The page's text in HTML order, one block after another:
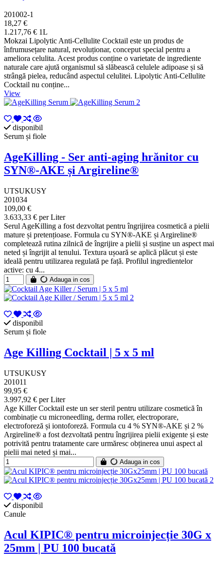
201002-1
18,27 €
1.217,76 € 1L
Mokzai Lipolytic Anti-Cellulite Cocktail este un produs de
înfrumusețare natural, revoluționar, conceput special pentru a
ameliora celulita. Acest produs conține o varietate de ingrediente
naturale care ajută organismul să slăbească celulele adipoase și să
strângă pielea, reducând aspectul celulitei. Lipolytic Anti-Cellulite
Cocktail nu conține...
View
disponibil
Serum și fiole
AgeKilling - Ser anti-aging hrănitor cu
SYN®-AKE și Argireline®
UTSUKUSY
201034
109,00 €
3.633,33 € per Liter
Serul AgeKilling a fost dezvoltat pentru îngrijirea cosmetică a pielii
mature și pretențioase. Formula cu SYN®-AKE și Argireline®
completează rutina zilnică de îngrijire a pielii și susține un aspect mai
neted și îngrijit al tenului. Textura ușoară se aplică plăcut și este
ideală pentru utilizarea regulată pe față. Profilul ingredientelor
active: cu 4...
Adauga in cos
disponibil
Serum și fiole
Age Killing Cocktail | 5 x 5 ml
UTSUKUSY
201011
99,95 €
3.997,92 € per Liter
Age Killer Cocktail este un ser steril pentru utilizare cosmetică în
combinație cu microneedling, derma roller, electroporare,
electroforeză și iontoforeză. Formula cu 4 % SYN®-AKE și 2 %
Argireline® a fost dezvoltată pentru îngrijirea pielii exigente și este
potrivită pentru tratamente care urmăresc obținerea unui aspect al
pielii mai neted și mai...
Adauga in cos
disponibil
Canule
Acul KIPIC® pentru microinjecție 30G x
25mm | PU 100 bucată